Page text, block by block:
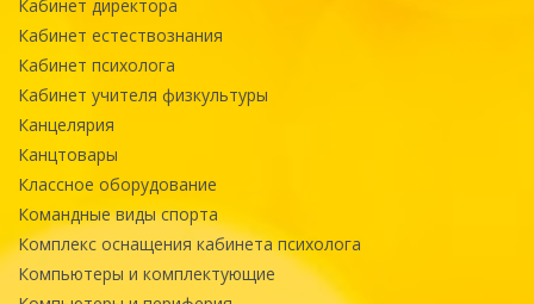
Кабинет директора
Кабинет естествознания
Кабинет психолога
Кабинет учителя физкультуры
Канцелярия
Канцтовары
Классное оборудование
Командные виды спорта
Комплекс оснащения кабинета психолога
Компьютеры и комплектующие